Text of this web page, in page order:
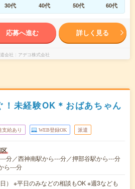
30代 40代 50代 60代
応募へ進む 詳しく見る
会社 アデコ株式会社
！未経験OK＊おばあちゃん
支給あり WEB登録OK 派遣
分／西神南駅から---分／押部谷駅から---分
ら---分
） ※平日のみなどの相談もOK ※週3なども